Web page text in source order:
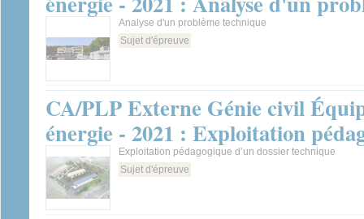
Analyse d'un problème technique
Sujet d'épreuve
CA/PLP Externe Génie civil
énergie - 2021 : Exploitation
Exploitation pédagogique d’un dossier technique
Sujet d'épreuve